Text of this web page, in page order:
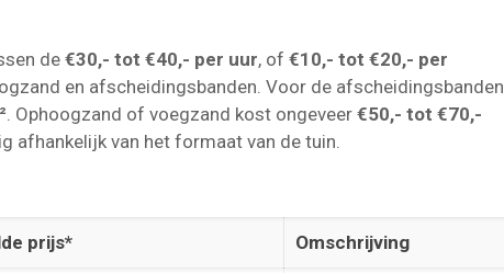
de€30,- tot €40,- per uur, of €10,- tot €20,- per
en afscheidingsbanden. Voor de afscheidingsbanden
. Ophoogzand of voegzand kost ongeveer €50,- tot €70,-
afhankelijk van het formaat van de tuin.
prijs* Omschrijving